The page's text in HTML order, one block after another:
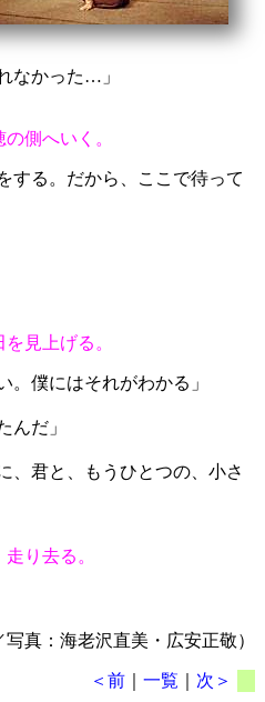
かった…」
側へいく。
する。だから、ここで待って
見上げる。
僕にはそれがわかる」
だ」
、君と、もうひとつの、小さ
り去る。
写真：海老沢直美・広安正敬）
＜前 ｜一覧 次＞